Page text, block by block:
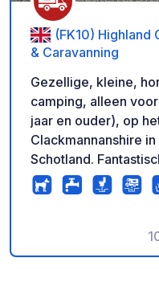
(FK10) Highland
& Caravanning
Gezellige, kleine,
camping, alleen
jaar en ouder), op
Clackmannanshire
Schotland.
heuvels van Ochil
Onze 8 grote,
januari) en hebben
afvoer voor grijs